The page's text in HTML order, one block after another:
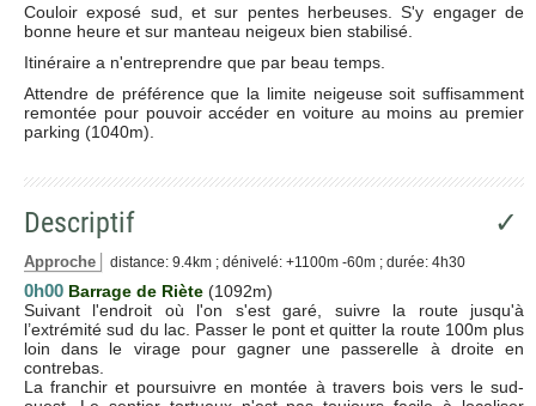
Couloir exposé sud, et sur pentes herbeuses. S'y engager de
bonne heure et sur manteau neigeux bien stabilisé.
Itinéraire a n'entreprendre que par beau temps.
Attendre de préférence que la limite neigeuse soit suffisamment
remontée pour pouvoir accéder en voiture au moins au premier
parking (1040m).
Descriptif ✓
Approche distance: 9.4km ; dénivelé: +1100m -60m ; durée: 4h30
0h00 Barrage de Riète (1092m)
Suivant l'endroit où l'on s'est garé, suivre la route jusqu'à
l’extrémité sud du lac. Passer le pont et quitter la route 100m plus
loin dans le virage pour gagner une passerelle à droite en
contrebas.
La franchir et poursuivre en montée à travers bois vers le sud-